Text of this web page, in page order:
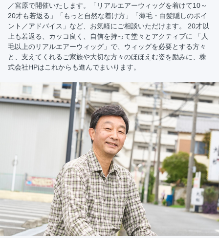
／宮原で開催いたします。「リアルエアーウィッグを着けて10～
20才も若返る」「もっと自然な着け方」「薄毛・白髪隠しのポイ
ント／アドバイス」など、お気軽にご相談いただけます。 20才以
上も若返る、カッコ良く、自信を持って堂々とアクティブに 「人
毛以上のリアルエアーウィッグ」で、ウィッグを必要とする方々
と、支えてくれるご家族や大切な方々のほほえむ姿を励みに、株
式会社HPはこれからも進んでまいります。